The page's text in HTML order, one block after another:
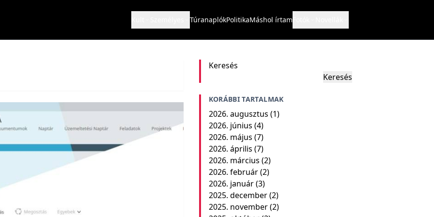
TúranaplókPolitikaMáshol írtam
Keresés
Keresés
KORÁBBI TARTALMAK
2026. augusztus (1)
2026. június (4)
2026. május (7)
2026. április (7)
2026. március (2)
2026. február(2)
2026. január(3)
2025. december(2)
2025. november(2)